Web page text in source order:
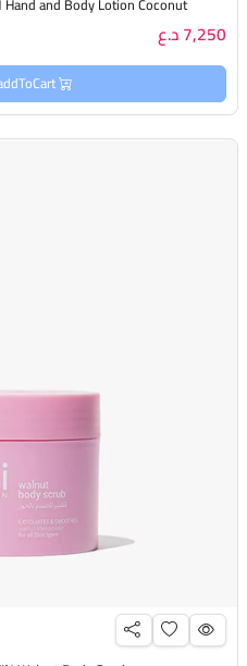
7,250 د.ع
productList.addToCart